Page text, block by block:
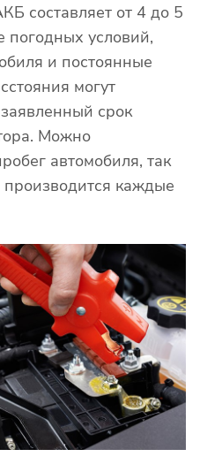
составляет от 4 до 5
погодных условий,
и постоянные
могут
срок
Можно
автомобиля, так
производится каждые